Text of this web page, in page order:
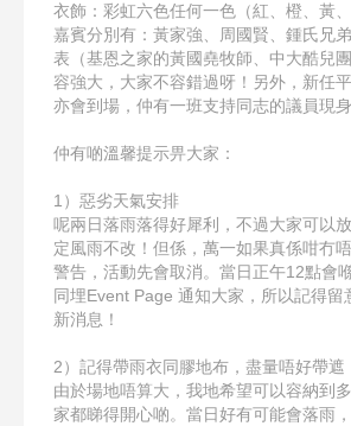
衣飾：彩虹六色任何一色（紅、橙、黃、
嘉賓分別有：黃家強、周國賢、鍾氏兄
表 （基恩之家的黃國堯牧師、中大酷兒
容強大，大家不容錯過呀！另外，新任
亦會到 場，仲有一班支持同志的議員現身
仲有啲溫馨提示畀大家：
1）惡劣天氣安排
呢兩日落雨落得好犀利，不過大家可以
定風雨不改！但係，萬一如果真係咁冇
警告 ，活動先會取消。當日正午12點會
同埋Event Page 通知大家，所以記得留
新消息！
2）記得帶雨衣同膠地布，盡量唔好帶遮
由於場地唔算大，我地希望可以容納到
家都睇得開心啲。當日好有可能會落雨